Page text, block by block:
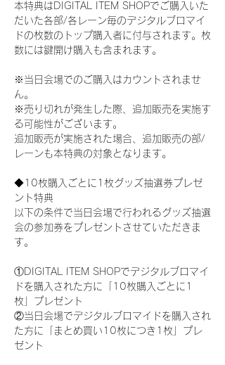
本特典はDIGITAL ITEM SHOPでご購入いた
だいた各部/各レーン毎のデジタルブロマイ
ドの枚数のトップ購入者に付与されます。枚
数には鍵開け購入も含まれます。
※当日会場でのご購入はカウントされませ
ん。
※売り切れが発生した際、追加販売を実施す
る可能性がございます。
追加販売が実施された場合、追加販売の部/
レーンも本特典の対象となります。
◆10枚購入ごとに1枚グッズ抽選券プレゼ
ント特典
以下の条件で当日会場で行われるグッズ抽選
会の参加券をプレゼントさせていただきま
す。
①DIGITAL ITEM SHOPでデジタルブロマイ
ドを購入された方に「10枚購入ごとに1
枚」プレゼント
②当日会場でデジタルブロマイドを購入され
た方に「まとめ買い10枚につき1枚」プレ
ゼント